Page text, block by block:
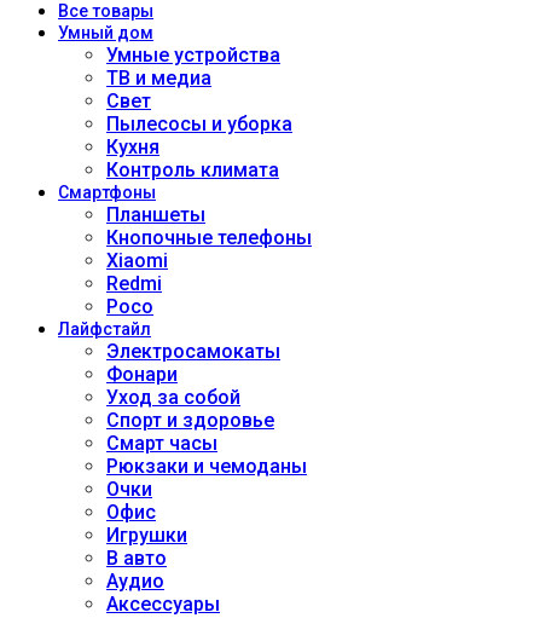
Всетовары
Умный дом
Умные устройства
ТВ и медиа
Свет
Пылесосы и уборка
Кухня
Контроль климата
Смартфоны
Планшеты
Кнопочные телефоны
Xiaomi
Redmi
Poco
Лайфстайл
Электросамокаты
Фонари
Уход за собой
Спорт и здоровье
Смарт часы
Рюкзаки и чемоданы
Очки
Офис
Игрушки
В авто
Аудио
Аксессуары